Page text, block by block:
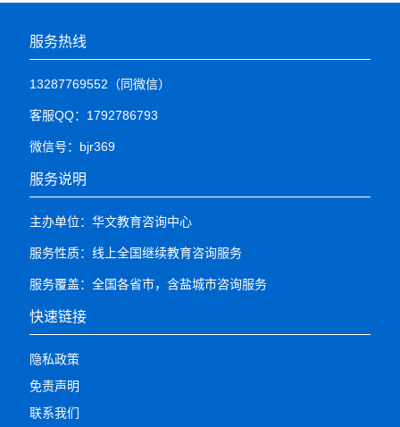
服务热线
13287769552（同微信）
客服QQ：1792786793
微信号：bjr369
服务说明
主办单位：华文教育咨询中心
服务性质：线上全国继续教育咨询服务
服务覆盖：全国各省市，含盐城市咨询服务
快速链接
隐私政策
免责声明
联系我们